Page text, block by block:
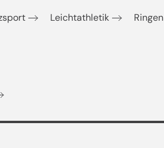
Leichtathletik Ringen